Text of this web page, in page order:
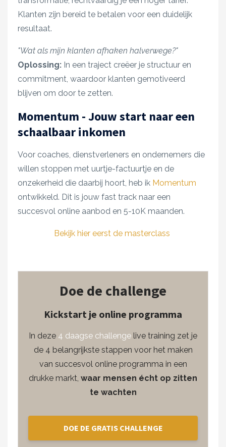
Klanten zijn bereid te betalen voor een duidelijk
resultaat.
"Wat als mijn klanten afhaken halverwege?"
Oplossing: In een traject creëer je structuur en
commitment, waardoor klanten gemotiveerd
blijven om door te zetten.
Momentum - Jouw start naar een
schaalbaar inkomen
Voor coaches, dienstverleners en ondernemers die
willen stoppen met uurtje-factuurtje en de
onzekerheid die daarbij hoort, heb ik Momentum
ontwikkeld. Dit is jouw fast track naar een
succesvol online aanbod en 5-10K maanden.
Bekijk hier eerst de masterclass
Doe de challenge
Kickstart je online programma
In deze 4 daagse challenge live training zet je
de 4 belangrijkste stappen voor het maken
van succesvol online programma in een
drukke markt, waar mensen écht op zitten
te wachten
DOE DE GRATIS CHALLENGE